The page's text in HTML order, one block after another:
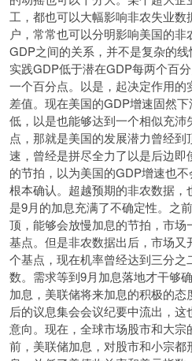
工，都也可以大幅影响非农失业
户，常常也可以分明影响美国的
GDP之间的关系，并不是复杂的
实践GDP低于潜在GDP每两个百
一个百分点。以是， 起决定作用的
差值。现在美国的GDP增速固然
低，以是也能够达到一个相似充
点，那就是美国的发展潜力曾经
速，曾经是拼尽全力了以是后边
的节拍，以为美国的GDP增速也
根本确认。超越预期的非农数据
是9月的加息充满了不确定性。之
顶，能够会放慢加息的节拍，市场
基点。但是非农数据出后，市场
个基点，现在机率曾经达到三分
数。需求等到9月加息落地才干够
加息，美联储将来加息的积极的
后的议息集会会议纪要中流出，
意向。现在，全球市场股市和大宗
前，美联储加息，对股市和小宗